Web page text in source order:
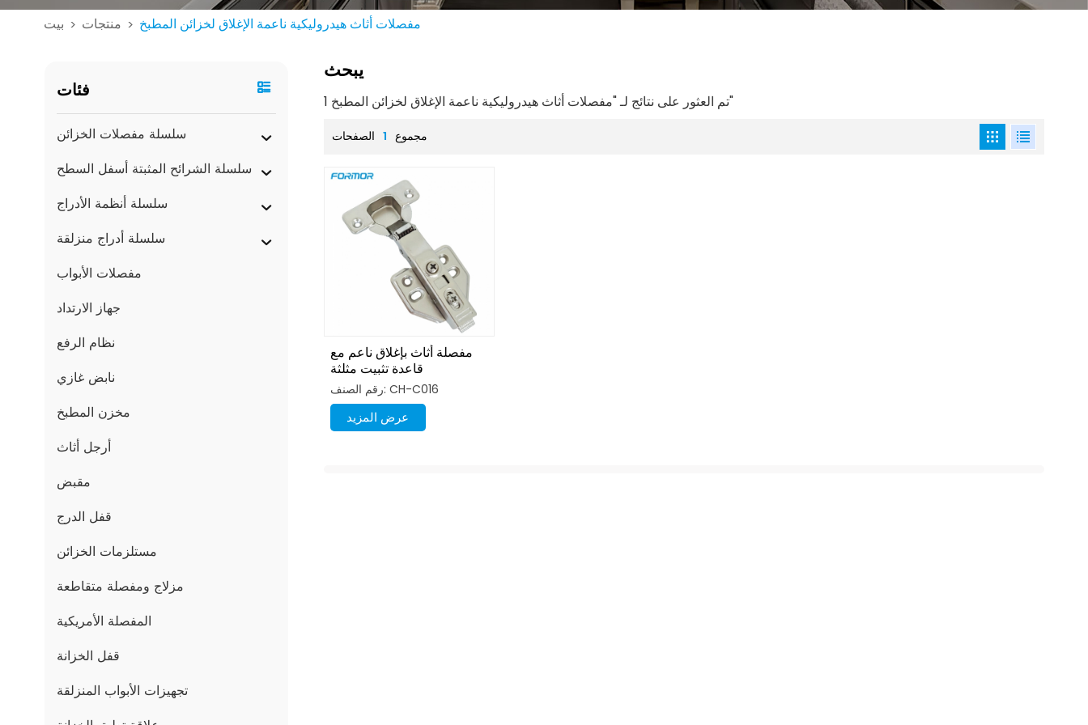
بيت > منتجات > مفصلات أثاث هيدروليكية ناعمة الإغلاق لخزائن المطبخ
فئات
سلسلة مفصلات الخزائن
سلسلة الشرائح المثبتة أسفل السطح
سلسلة أنظمة الأدراج
سلسلة أدراج منزلقة
مفصلات الأبواب
جهاز الارتداد
نظام الرفع
نابض غازي
مخزن المطبخ
أرجل أثاث
مقبض
قفل الدرج
مستلزمات الخزائن
مزلاج ومفصلة متقاطعة
المفصلة الأمريكية
قفل الخزانة
تجهيزات الأبواب المنزلقة
يبحث
1 تم العثور على نتائج لـ "مفصلات أثاث هيدروليكية ناعمة الإغلاق لخزائن المطبخ"
مجموع 1 الصفحات
مفصلة أثاث بإغلاق ناعم مع
قاعدة تثبيت مثلثة
رقم الصنف: CH-C016
عرض المزيد